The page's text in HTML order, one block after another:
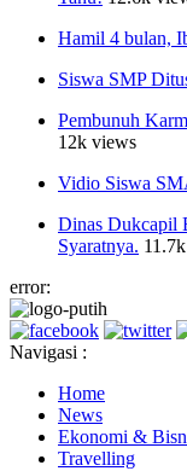
Hamil 4 bulan,
Siswa SMP
Pembunuh
12k views
Vidio Siswa
Dinas Dukcapil
Syaratnya.
error:
Navigasi :
Home
News
Ekonomi &
Travelling